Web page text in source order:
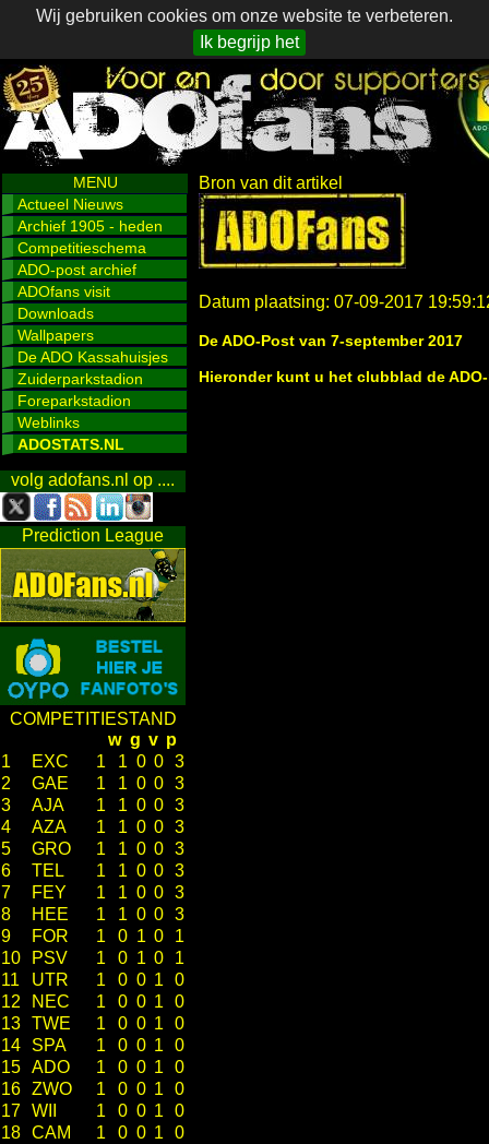
Wij gebruiken cookies om onze website te verbeteren.
Ik begrijp het
MENU
Actueel Nieuws
Archief 1905 - heden
Competitieschema
ADO-post archief
ADOfans visit
Downloads
Wallpapers
De ADO Kassahuisjes
Zuiderparkstadion
Foreparkstadion
Weblinks
ADOSTATS.NL
volg adofans.nl op ....
Prediction League
COMPETITIESTAND
w g v p
1
EXC 1 1 0 0 3
2
GAE 1 1 0 0 3
3
AJA 1 1 0 0 3
4
AZA 1 1 0 0 3
5
GRO 1 1 0 0 3
6
TEL 1 1 0 0 3
7
FEY 1 1 0 0 3
8
HEE 1 1 0 0 3
9
FOR 1 0 1 0
1
10
PSV 1 0 1 0
1
11
UTR 1 0 0 1
0
12
NEC 1 0 0 1
0
13 TWE 1 0 0 1
0
14
SPA 1 0 0 1
0
15 ADO 1 0 0 1
0
16 ZWO 1 0 0 1
0
17 WII 1 0 0 1
0
18 CAM 1 0 0 1 0
Bron van dit artikel
Datum plaatsing: 07-09-2017
De ADO-Post van 7-september 2017
Hieronder kunt u het clubblad de